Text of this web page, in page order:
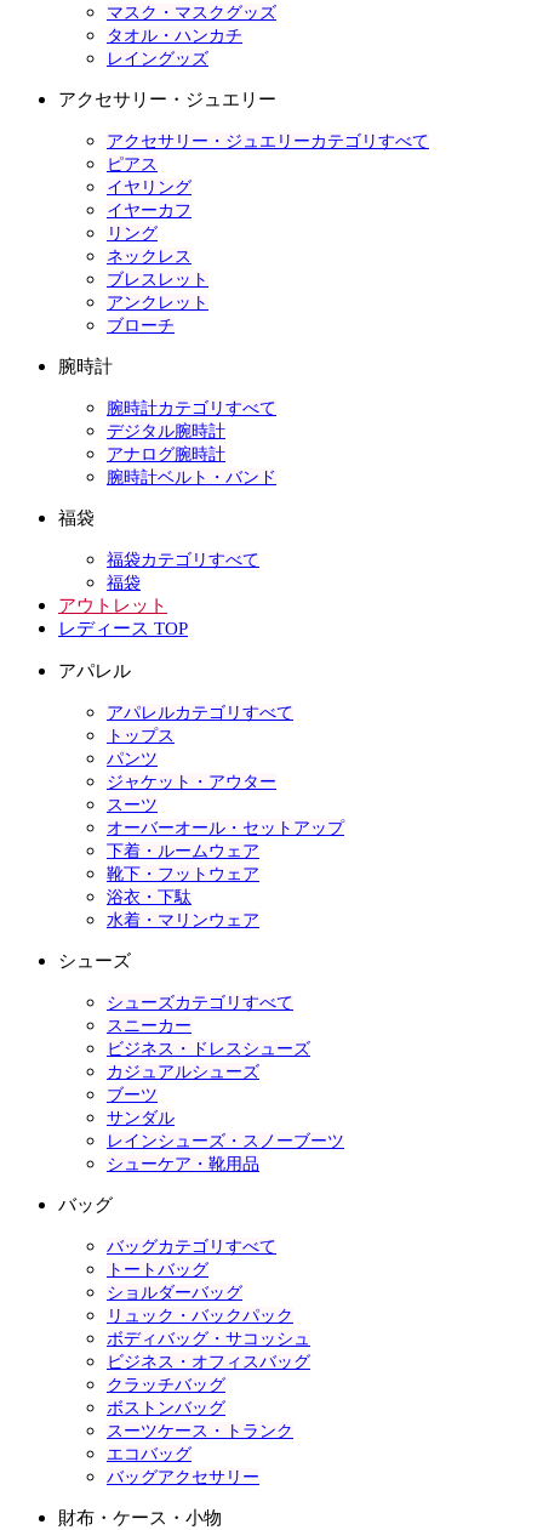
マスク・マスクグッズ
タオル・ハンカチ
レイングッズ
アクセサリー・ジュエリー
アクセサリー・ジュエリーカテゴリすべて
ピアス
イヤリング
イヤーカフ
リング
ネックレス
ブレスレット
アンクレット
ブローチ
腕時計
腕時計カテゴリすべて
デジタル腕時計
アナログ腕時計
腕時計ベルト・バンド
福袋
福袋カテゴリすべて
福袋
アウトレット
レディース TOP
アパレル
アパレルカテゴリすべて
トップス
パンツ
ジャケット・アウター
スーツ
オーバーオール・セットアップ
下着・ルームウェア
靴下・フットウェア
浴衣・下駄
水着・マリンウェア
シューズ
シューズカテゴリすべて
スニーカー
ビジネス・ドレスシューズ
カジュアルシューズ
ブーツ
サンダル
レインシューズ・スノーブーツ
シューケア・靴用品
バッグ
バッグカテゴリすべて
トートバッグ
ショルダーバッグ
リュック・バックパック
ボディバッグ・サコッシュ
ビジネス・オフィスバッグ
クラッチバッグ
ボストンバッグ
スーツケース・トランク
エコバッグ
バッグアクセサリー
財布・ケース・小物